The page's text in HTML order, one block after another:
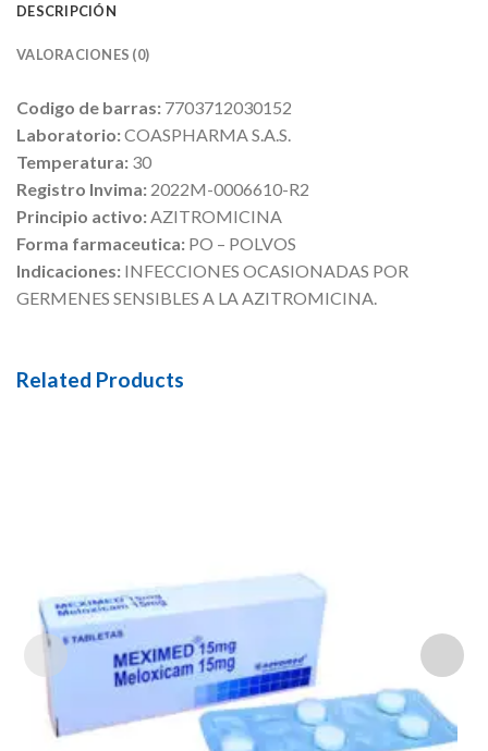
DESCRIPCIÓN
VALORACIONES (0)
Codigo de barras: 7703712030152
Laboratorio:COASPHARMA S.A.S.
Temperatura: 30
Registro Invima: 2022M-0006610-R2
Principio activo:AZITROMICINA
Forma farmaceutica: PO – POLVOS
Indicaciones: INFECCIONES OCASIONADAS POR
GERMENES SENSIBLES A LA AZITROMICINA.
Related Products